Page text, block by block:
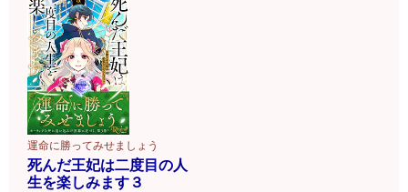
運命に勝ってみせましょう
死んだ王妃は二度目の人
生を楽しみます３